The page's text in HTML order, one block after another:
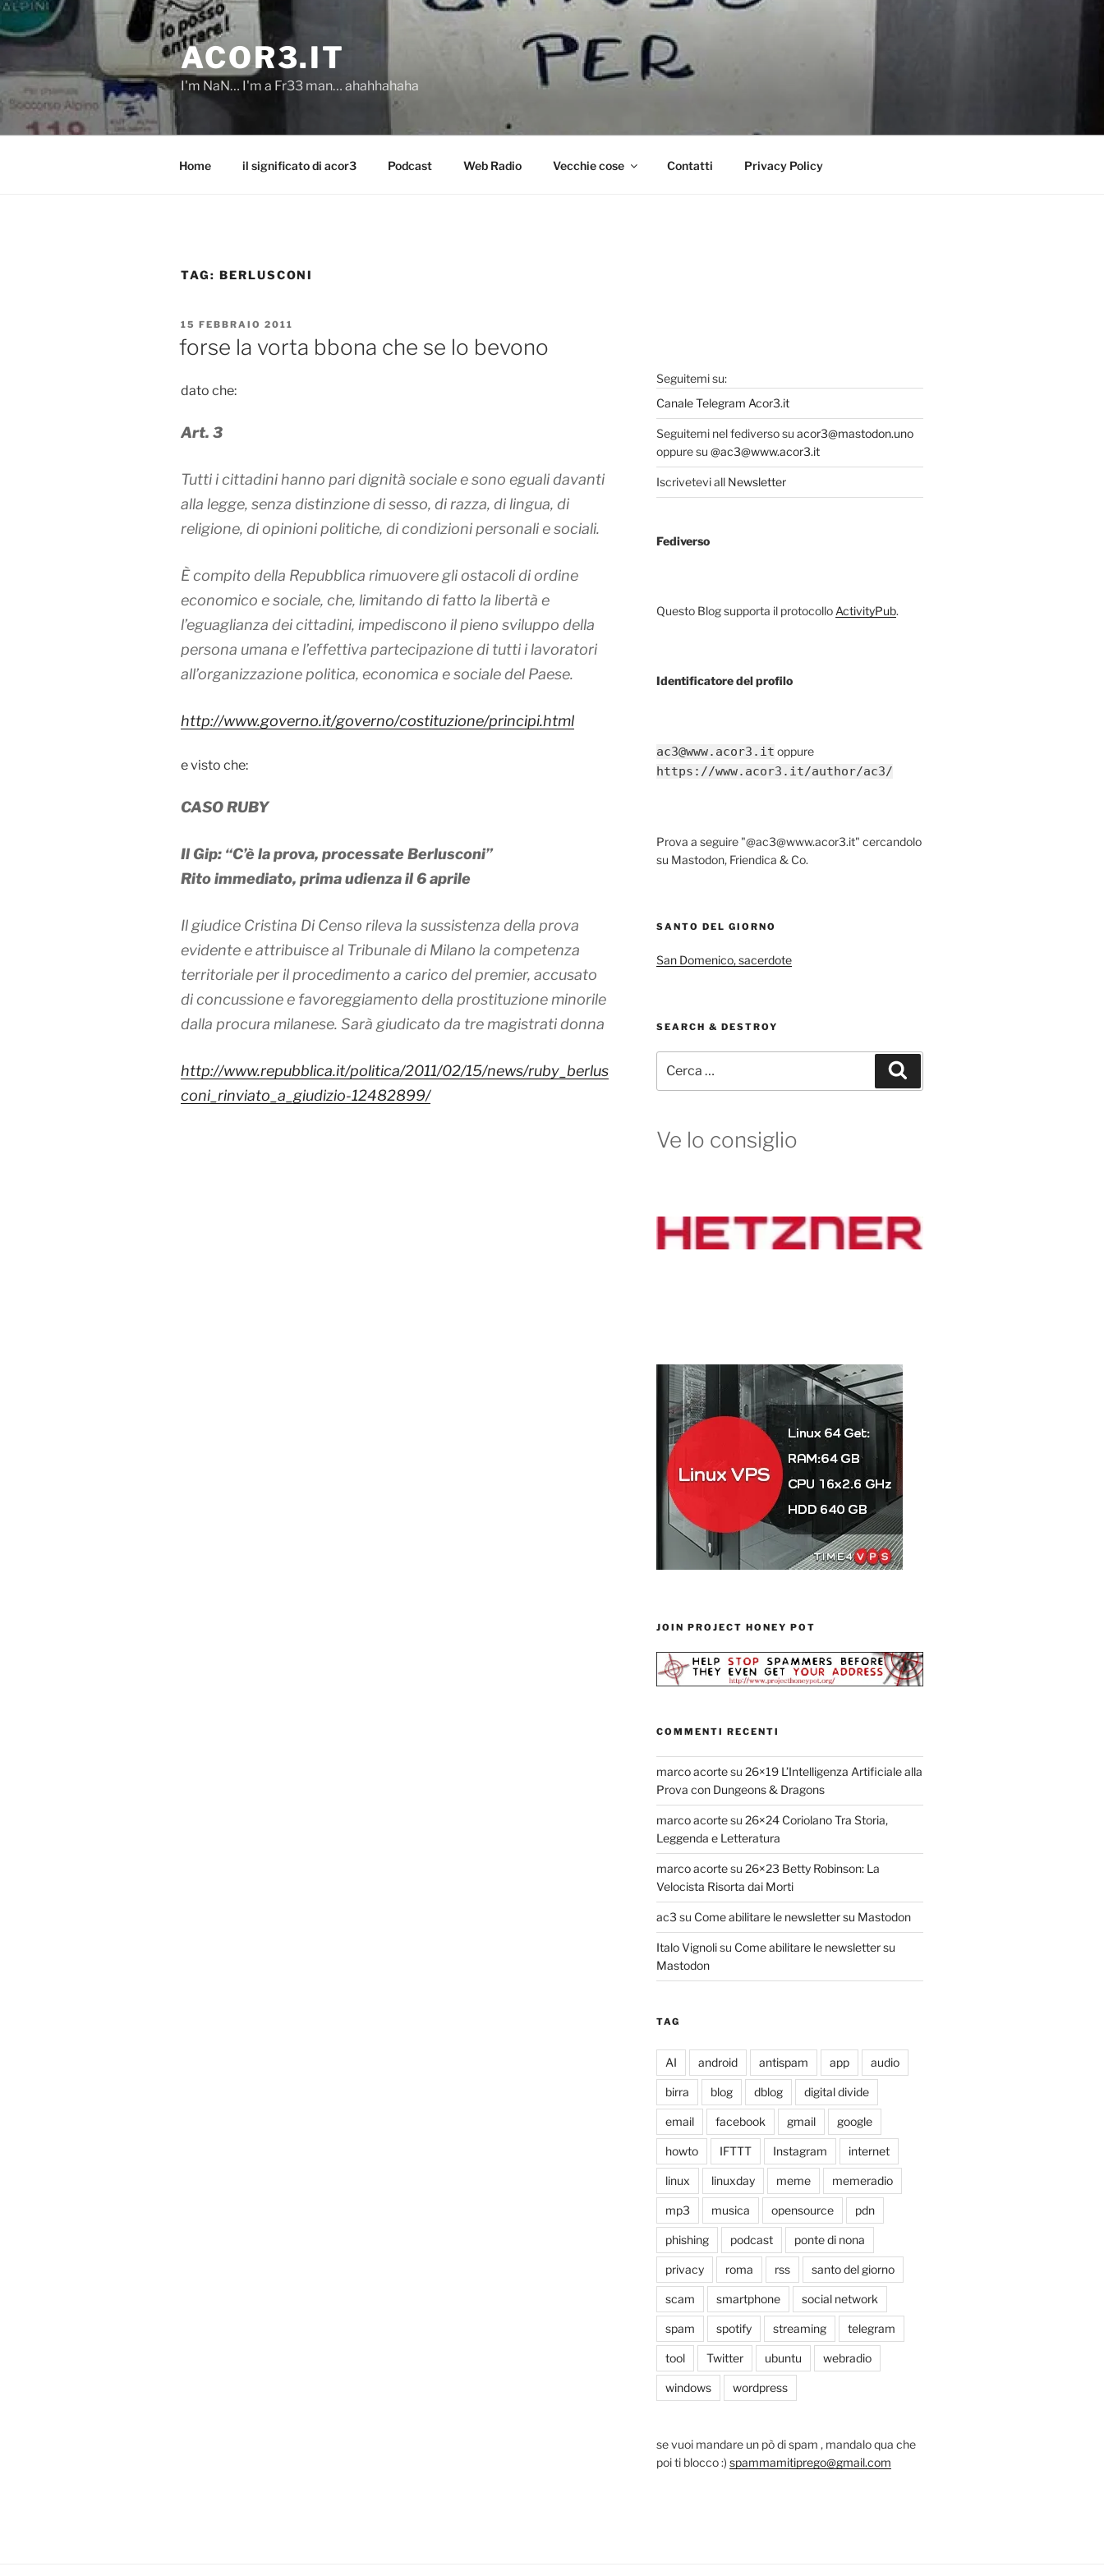
Salta
al
contenuto
ACOR3.IT
I'm NaN… I'm a Fr33 man… ahahhahaha
Home il significato di acor3 Podcast Web Radio Vecchie cose Contatti Privacy Policy
TAG: BERLUSCONI
PUBBLICATO
IL
15 FEBBRAIO 2011
forse la vorta bbona che se lo bevono
dato che:
Art. 3
Tutti i cittadini hanno pari dignità sociale e sono eguali davanti
alla legge, senza distinzione di sesso, di razza, di lingua, di
religione, di opinioni politiche, di condizioni personali e sociali.
È compito della Repubblica rimuovere gli ostacoli di ordine
economico e sociale, che, limitando di fatto la libertà e
l’eguaglianza dei cittadini, impediscono il pieno sviluppo della
persona umana e l’effettiva partecipazione di tutti i lavoratori
all’organizzazione politica, economica e sociale del Paese.
http://www.governo.it/governo/costituzione/principi.html
e visto che:
CASO RUBY
Il Gip: “C’è la prova, processate Berlusconi”
Rito immediato, prima udienza il 6 aprile
Il giudice Cristina Di Censo rileva la sussistenza della prova
evidente e attribuisce al Tribunale di Milano la competenza
territoriale per il procedimento a carico del premier, accusato
di concussione e favoreggiamento della prostituzione minorile
dalla procura milanese. Sarà giudicato da tre magistrati donna
http://www.repubblica.it/politica/2011/02/15/news/ruby_berlus
coni_rinviato_a_giudizio-12482899/
Seguitemi su:
Canale Telegram Acor3.it
Seguitemi nel fediverso su acor3@mastodon.uno
oppure su @ac3@www.acor3.it
Iscrivetevi all Newsletter
Fediverso
Questo Blog supporta il protocollo ActivityPub.
Identificatore del profilo
ac3@www.acor3.it oppure
https://www.acor3.it/author/ac3/
Prova a seguire "@ac3@www.acor3.it" cercandolo
su Mastodon, Friendica & Co.
SANTO DEL GIORNO
San Domenico, sacerdote
SEARCH & DESTROY
Ve lo consiglio
JOIN PROJECT HONEY POT
COMMENTI RECENTI
marco acortesu 26×19 L’Intelligenza Artificiale alla
Prova con Dungeons & Dragons
marco acortesu 26×24 Coriolano Tra Storia,
Leggenda e Letteratura
marco acortesu 26×23 Betty Robinson: La
Velocista Risorta dai Morti
ac3 su Come abilitare le newsletter su Mastodon
Italo Vignolisu Come abilitare le newsletter su
Mastodon
TAG
AI android antispam app audio
birra blog dblog digital divide
email facebook gmail google
howto IFTTT Instagram internet
linux linuxday meme memeradio
mp3 musica opensource pdn
phishing podcast ponte di nona
privacy roma rss santo del giorno
scam smartphone social network
spam spotify streaming telegram
tool Twitter ubuntu webradio
windows wordpress
se vuoi mandare un pò di spam , mandalo qua che
poi ti blocco :) spammamitiprego@gmail.com